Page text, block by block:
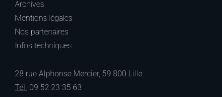
Archives
Mentions légales
Nos partenaires
Infos techniques
28 rue Alphonse Mercier, 59 800 Lille
Tél. 09 52 23 35 63